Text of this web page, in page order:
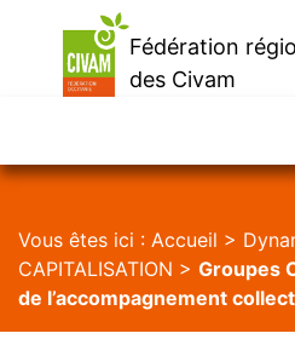
Fédération
des Civam
Vous êtes ici : Accueil >
CAPITALISATION > Groupes
de l’accompagnement